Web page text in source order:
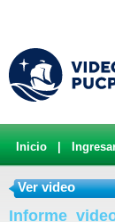
Inicio
Ver video